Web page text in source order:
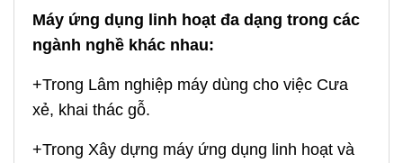
Máy ứng dụng linh hoạt đa dạng trong các
ngành nghề khác nhau:
+Trong Lâm nghiệp máy dùng cho việc Cưa
xẻ, khai thác gỗ.
+Trong Xây dựng máy ứng dụng linh hoạt và